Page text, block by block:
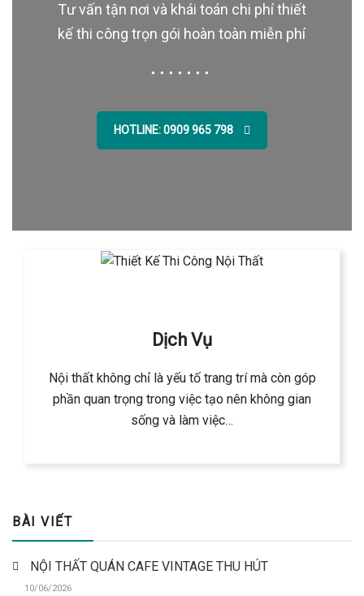
Tư vấn tận nơi và khái toán chi phí thiết
kế thi công trọn gói hoàn toàn miễn phí
HOTLINE: 0909 965 798
Dịch Vụ
Nội thất không chỉ là yếu tố trang trí mà còn góp
phần quan trọng trong việc tạo nên không gian
sống và làm việc…
BÀI VIẾT
NỘI THẤT QUÁN CAFE VINTAGE THU HÚT
10/06/2026